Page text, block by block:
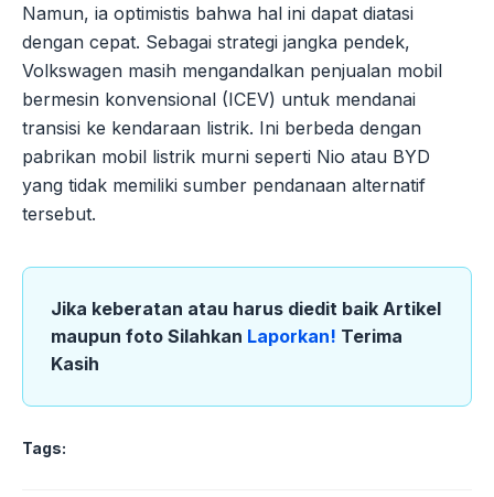
Namun, ia optimistis bahwa hal ini dapat diatasi
dengan cepat. Sebagai strategi jangka pendek,
Volkswagen masih mengandalkan penjualan mobil
bermesin konvensional (ICEV) untuk mendanai
transisi ke kendaraan listrik. Ini berbeda dengan
pabrikan mobil listrik murni seperti Nio atau BYD
yang tidak memiliki sumber pendanaan alternatif
tersebut.
Jika keberatan atau harus diedit baik Artikel
maupun foto Silahkan Laporkan! Terima
Kasih
Tags: